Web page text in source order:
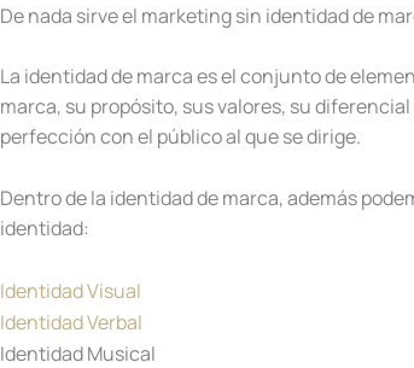
De nada sirve el marketing sin identidad de
La identidad de marca es el conjunto de
marca, su propósito, sus valores, su
perfección con el público al que se dirige.
Dentro de la identidad de marca, además
identidad:
Identidad Visual
Identidad Verbal
Identidad Musical